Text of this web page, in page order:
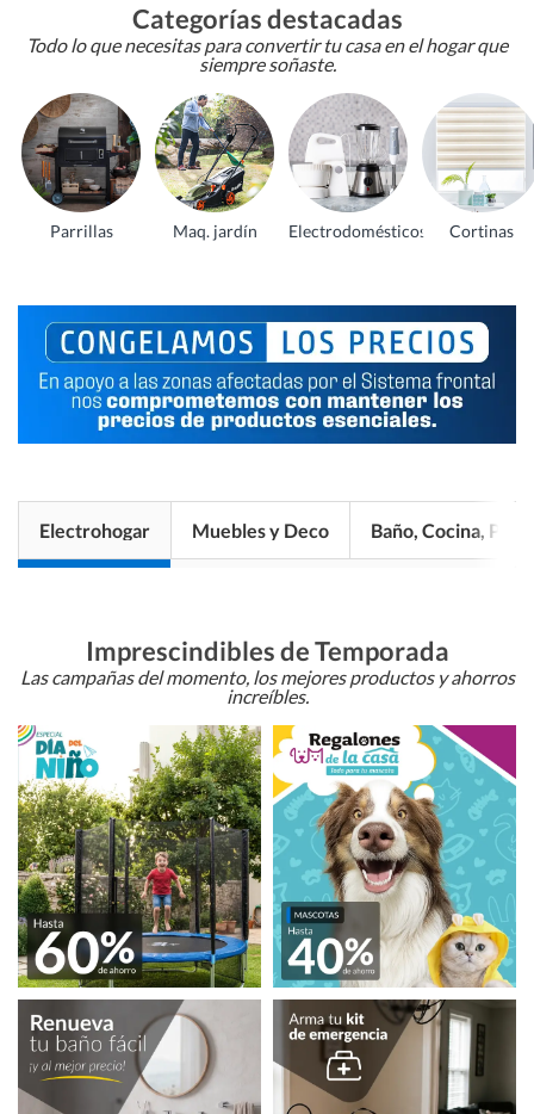
Categorías destacadas
Todo lo que necesitas para convertir tu casa en el hogar que
siempre soñaste.
Parrillas Maq. jardín Electrodomésticos Cortinas
Electrohogar Muebles y Deco Baño, Cocina, Pisos
Imprescindibles de Temporada
Las campañas del momento, los mejores productos y ahorros
increíbles.